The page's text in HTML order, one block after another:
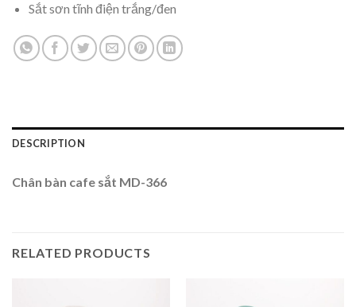
Sắt sơn tĩnh điện trắng/đen
DESCRIPTION
Chân bàn cafe sắt MD-366
RELATED PRODUCTS